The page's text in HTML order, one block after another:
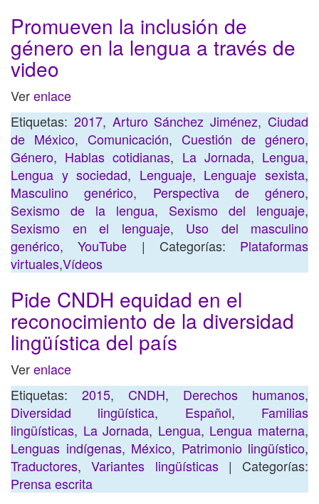
Promueven la inclusión de
género en la lengua a través de
video
Verenlace
Etiquetas: 2017, Arturo Sánchez Jiménez,Ciudad
de México, Comunicación, Cuestión de género,
Género, Hablas cotidianas, La Jornada, Lengua,
Lengua y sociedad, Lenguaje, Lenguaje sexista,
Masculino genérico, Perspectiva de género,
Sexismo de la lengua, Sexismo del lenguaje,
Sexismo en el lenguaje, Uso del masculino
genérico,YouTube | Categorías: Plataformas
virtuales,Vídeos
Pide CNDH equidad en el
reconocimiento de la diversidad
lingüística del país
Verenlace
Etiquetas: 2015, CNDH, Derechos humanos,
Diversidad lingüística, Español, Familias
lingüísticas, La Jornada, Lengua, Lengua materna,
Lenguas indígenas, México, Patrimonio lingüístico,
Traductores,Variantes lingüísticas| Categorías:
Prensa escrita